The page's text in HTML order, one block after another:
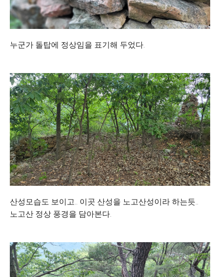
누군가 돌탑에 정상임을 표기해 두었다.
산성모습도 보이고.. 이곳 산성을 노고산성이라 하는듯..
노고산 정상 풍경을 담아본다.